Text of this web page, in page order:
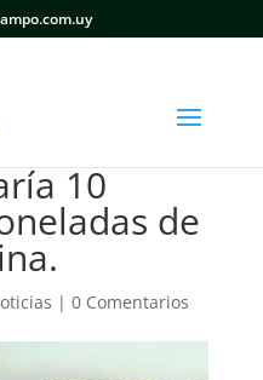
10
de
| 0 Comentarios